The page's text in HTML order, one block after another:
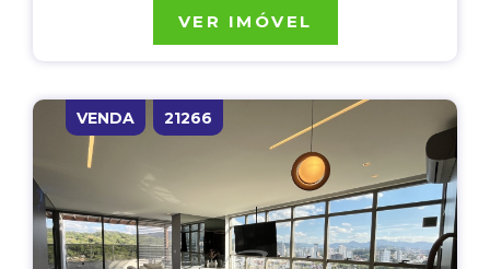
VER IMÓVEL
VENDA 21266